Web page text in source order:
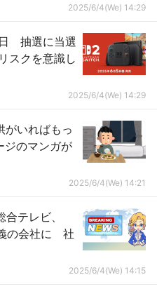
2025/6/4(We) 14:29
抽選に当選
スクを意識し
2025/6/4(We) 14:29
がいればもっ
ジのマンガが
2025/6/4(We) 14:21
テレビ、
の会社に 社
2025/6/4(We) 14:15